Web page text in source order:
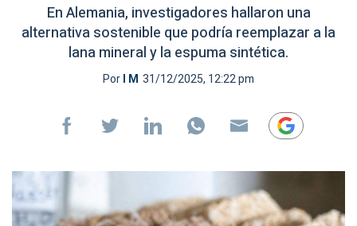
En Alemania, investigadores hallaron una
alternativa sostenible que podría reemplazar a la
lana mineral y la espuma sintética.
PorI M 31/12/2025, 12:22 pm